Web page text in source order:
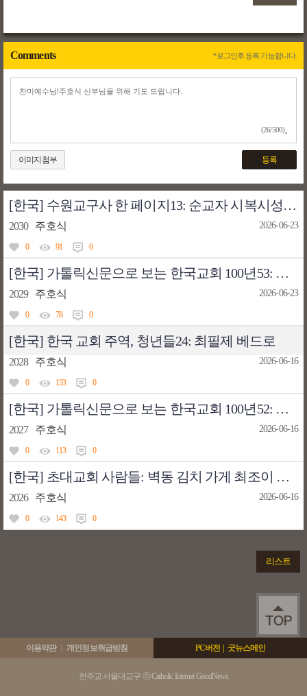
Comments *로그인후 등록 가능합니다.
(26/500)
이미지첨부 등록
[한국] 수원교구사 한 페이지13: 순교자 시복시성 추진
2030 주호식 2026-06-23
0 91 0
[한국] 가톨릭신문으로 보는 한국교회 100년53: 르완다 난민 돕기 특별 모금 운동
2029 주호식 2026-06-23
0 78 0
[한국] 한국 교회 주역, 청년들24: 최필제 베드로
2028 주호식 2026-06-16
0 133 0
[한국] 가톨릭신문으로 보는 한국교회 100년52: 안중근 의사 복권
2027 주호식 2026-06-16
0 113 0
[한국] 초대교회 사람들: 벽동 김치 가게 최조이 모녀
2026 주호식 2026-06-16
0 143 0
리스트
이용약관 개인정보취급방침 PC버전 굿뉴스메인
천주교 서울대교구 ⓒ Catholic Internet GoodNews